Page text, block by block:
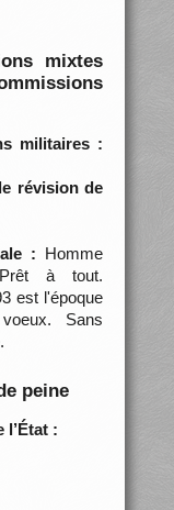
mixtes
militaires :
révision de
: Homme
à tout.
est l'époque
Sans
peine
l’État :